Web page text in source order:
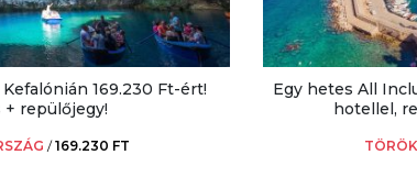
169.230 Ft-ért!
+ repülőjegy!
/169.230 FT
Egy hetes All
hotellel,